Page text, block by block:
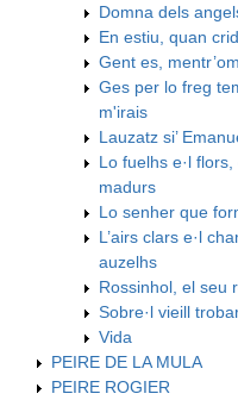
Domna dels
En estiu, quan
Gent es,
Ges per lo freg
m'irais
Lauzatz si’
Lo fuelhs e·l flors,
madurs
Lo senher que
L’airs clars e·l
auzelhs
Rossinhol, el seu
Sobre·l vieill
Vida
PEIRE DE LA MULA
PEIRE ROGIER